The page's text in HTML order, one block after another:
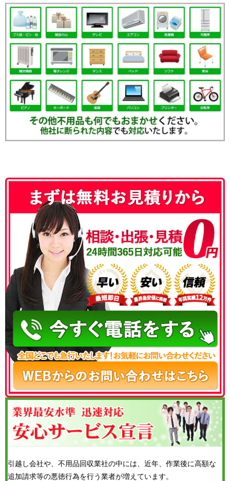
050-3186-4780
引越し会社や、不用品回収業社の中には、近年、作業後に高額な
追加請求等の悪徳行為を行う業者が増えています。